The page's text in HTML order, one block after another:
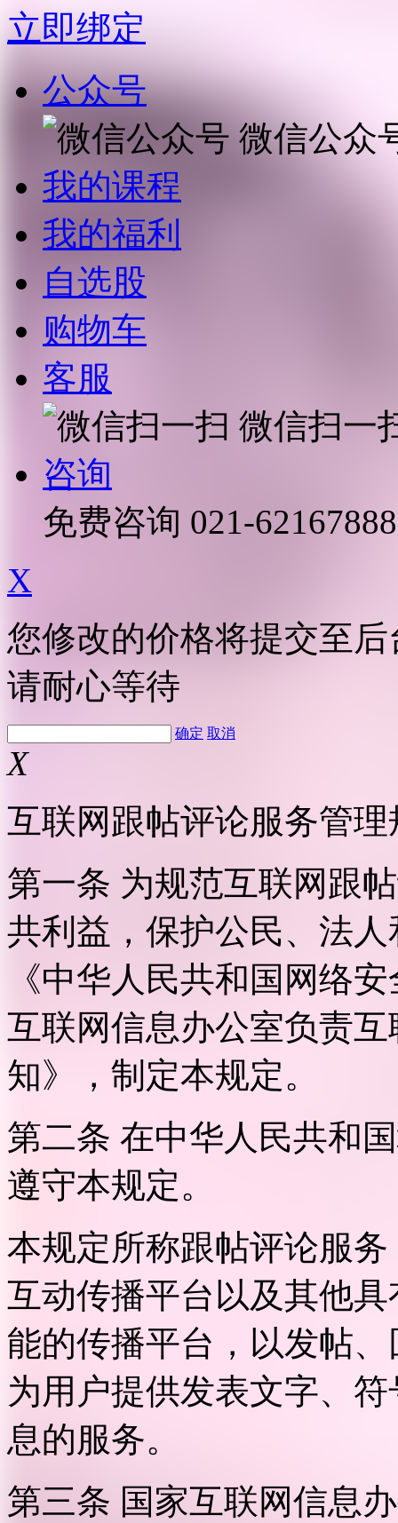
立即绑定
公众号
微信公众
我的课程
我的福利
自选股
购物车
客服
微信扫一
咨询
免费咨询 021-62167888
X
您修改的价格将提交至
请耐心等待
确定 取消
X
互联网跟帖评论服务管理
第一条 为规范互联网跟
共利益，保护公民、法
《中华人民共和国网络
互联网信息办公室负责
知》，制定本规定。
第二条 在中华人民共和
遵守本规定。
本规定所称跟帖评论服
互动传播平台以及其他
能的传播平台，以发帖
为用户提供发表文字、
息的服务。
第三条 国家互联网信息